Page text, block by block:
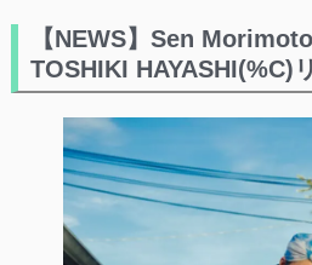
【NEWS】Sen
TOSHIKI HAYASHI(%C)